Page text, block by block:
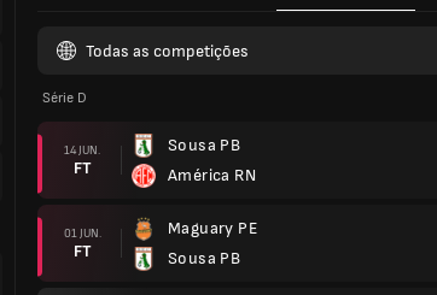
Todas as competições
Série D
14 JUN.
FT
Sousa PB
América RN
01 JUN.
FT
Maguary PE
Sousa PB